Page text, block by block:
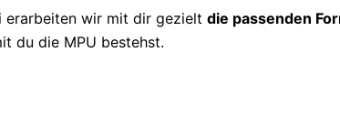
erarbeiten wir mit dir gezielt die passenden
du die MPU bestehst.